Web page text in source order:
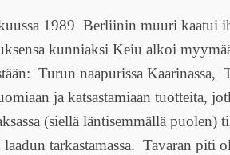
1989 Berliinin muuri kaatui
kunniaksi Keiu alkoi
Turun naapurissa
ja katsastamiaan tuotteita,
(siellä läntisemmällä puolen)
tarkastamassa. Tavaran piti